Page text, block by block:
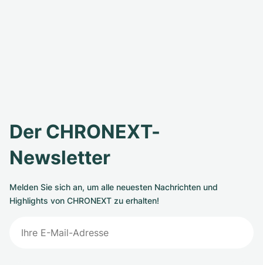
Der CHRONEXT-
Newsletter
Melden Sie sich an, um alle neuesten Nachrichten und
Highlights von CHRONEXT zu erhalten!